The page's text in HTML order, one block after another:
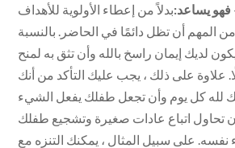
فهو يساعد:بدلاً من إعطاء الأولوية للأهداف
من المهم أن تظل دائمًا في الحاضر. بالنسبة
لديك إيمان راسخ بالله وأن تثق به لمنح
علاوة على ذلك ، يجب عليك التأكد من أنك
لله كل يوم وأن تجعل طفلك يفعل الشيء
تحاول اتباع عادات صغيرة وتشجيع طفلك
على سبيل المثال ، يمكنك التنزه مع